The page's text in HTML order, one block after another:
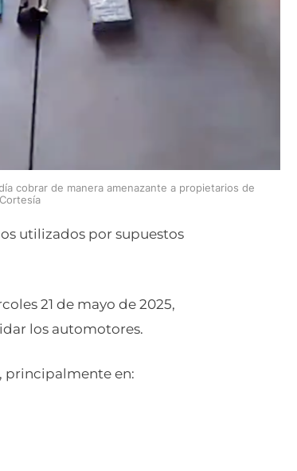
cobrar de manera amenazante a propietarios de
utilizados por supuestos
21 de mayo de 2025,
los automotores.
principalmente en: